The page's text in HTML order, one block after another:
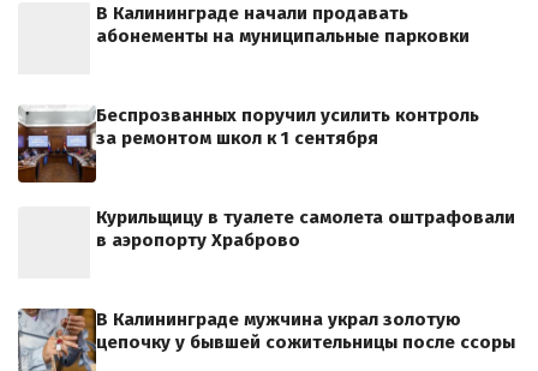
В Калининграде начали продавать
абонементы на муниципальные парковки
Беспрозванных поручил усилить контроль
за ремонтом школ к 1 сентября
Курильщицу в туалете самолета оштрафовали
в аэропорту Храброво
В Калининграде мужчина украл золотую
цепочку у бывшей сожительницы после ссоры